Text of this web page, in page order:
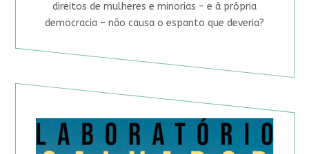
direitos de mulheres e minorias – e à própria
democracia – não causa o espanto que deveria?